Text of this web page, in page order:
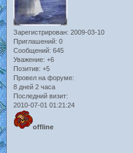
Зарегистрирован: 2009-03-10
Приглашений: 0
Сообщений: 645
Уважение: +6
Позитив: +5
Провел на форуме:
8 дней 2 часа
Последний визит:
2010-07-01 01:21:24
offline